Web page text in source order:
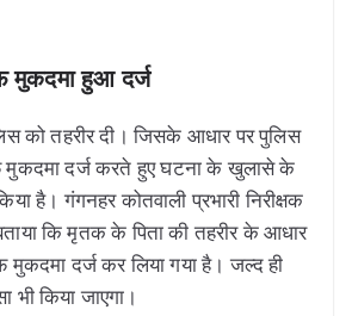
मुकदमा हुआ दर्ज
को तहरीर दी। जिसके आधार पर पुलिस
मुकदमा दर्ज करते हुए घटना के खुलासे के
है। गंगनहर कोतवाली प्रभारी निरीक्षक
कि मृतक के पिता की तहरीर के आधार
मुकदमा दर्ज कर लिया गया है। जल्द ही
किया जाएगा।